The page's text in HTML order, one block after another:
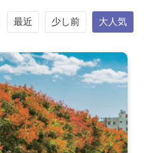
最近 少し前 大人気